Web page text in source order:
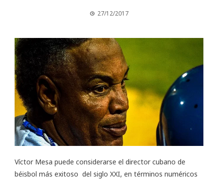
27/12/2017
Víctor Mesa puede considerarse el director cubano de
béisbol más exitoso del siglo XXI, en términos numéricos